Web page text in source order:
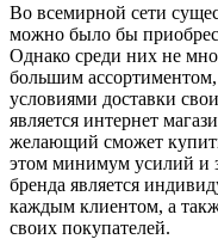
Во всемирной сети
можно было бы
Однако среди них не
большим
условиями доставки
является интернет
желающий сможет
этом минимум усилий и
бренда является
каждым клиентом, а
своих покупателей.